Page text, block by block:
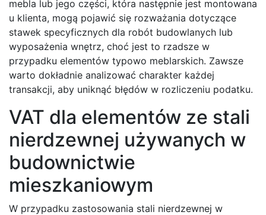
mebla lub jego części, która następnie jest montowana
u klienta, mogą pojawić się rozważania dotyczące
stawek specyficznych dla robót budowlanych lub
wyposażenia wnętrz, choć jest to rzadsze w
przypadku elementów typowo meblarskich. Zawsze
warto dokładnie analizować charakter każdej
transakcji, aby uniknąć błędów w rozliczeniu podatku.
VAT dla elementów ze stali
nierdzewnej używanych w
budownictwie
mieszkaniowym
W przypadku zastosowania stali nierdzewnej w